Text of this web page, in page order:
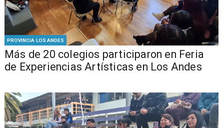
PROVINCIA LOS ANDES
Más de 20 colegios participaron en Feria
de Experiencias Artísticas en Los Andes